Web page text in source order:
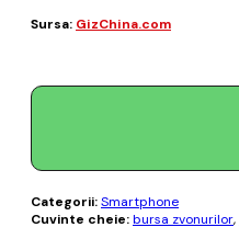
Sursa: GizChina.com
Categorii:Smartphone
Cuvinte cheie:bursa zvonurilor,